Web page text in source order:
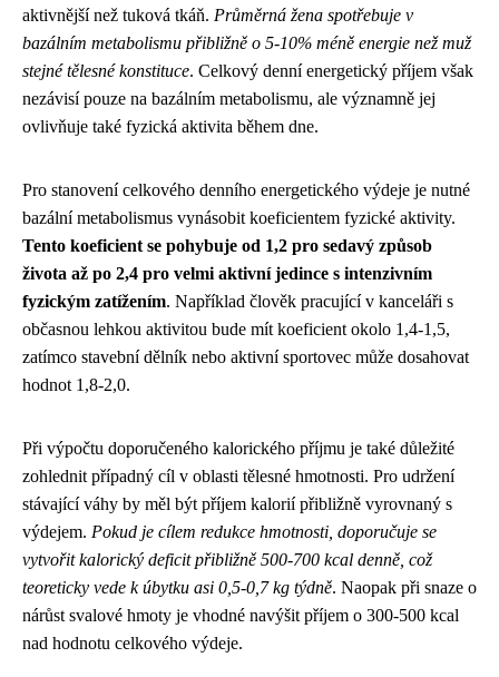
aktivnější než tuková tkáň. Průměrná žena spotřebuje v
bazálním metabolismu přibližně o 5-10% méně energie než muž
stejné tělesné konstituce. Celkový denní energetický příjem však
nezávisí pouze na bazálním metabolismu, ale významně jej
ovlivňuje také fyzická aktivita během dne.
Pro stanovení celkového denního energetického výdeje je nutné
bazální metabolismus vynásobit koeficientem fyzické aktivity.
Tento koeficient se pohybuje od 1,2 pro sedavý způsob
života až po 2,4 pro velmi aktivní jedince s intenzivním
fyzickým zatížením. Například člověk pracující v kanceláři s
občasnou lehkou aktivitou bude mít koeficient okolo 1,4-1,5,
zatímco stavební dělník nebo aktivní sportovec může dosahovat
hodnot 1,8-2,0.
Při výpočtu doporučeného kalorického příjmu je také důležité
zohlednit případný cíl v oblasti tělesné hmotnosti. Pro udržení
stávající váhy by měl být příjem kalorií přibližně vyrovnaný s
výdejem. Pokud je cílem redukce hmotnosti, doporučuje se
vytvořit kalorický deficit přibližně 500-700 kcal denně, což
teoreticky vede k úbytku asi 0,5-0,7 kg týdně. Naopak při snaze o
nárůst svalové hmoty je vhodné navýšit příjem o 300-500 kcal
nad hodnotu celkového výdeje.